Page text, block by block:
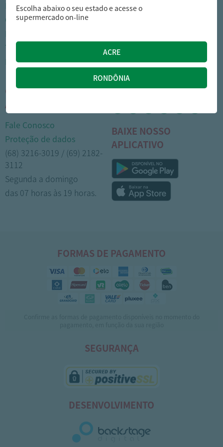
Nossas lojas
Cartão Arasuper
Trabalhe Conosco
Portal do colaborador
Como comprar
Trocas e devoluções
Formas de pagamento
CENTRAL DE
ATENDIMENTO
Fale Conosco
Proteção de dados
(68) 3216-3019 / (69) 2182-
3112
Segunda a domingo
das 07 horas às 19 horas.
MÍDIAS SOCIAIS
BAIXE NOSSO
APLICATIVO
FORMAS DE PAGAMENTO
SEGURANÇA
DESENVOLVIMENTO
Escolha abaixo o seu estado e acesse o
supermercado on-line